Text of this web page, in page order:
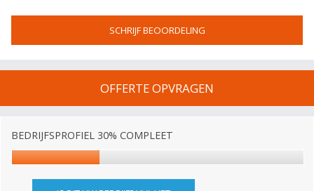
SCHRIJF BEOORDELING
OFFERTE OPVRAGEN
BEDRIJFSPROFIEL 30% COMPLEET